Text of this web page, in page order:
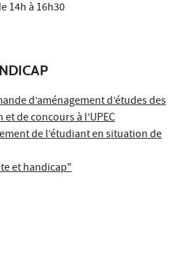
14h à 16h30
d’aménagement d’études des
de concours à l’UPEC
de l’étudiant en situation de
et handicap"